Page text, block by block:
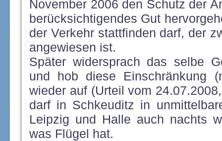
November 2006 den Schutz der
berücksichtigendes Gut
der Verkehr stattfinden darf, der
angewiesen ist.
Später widersprach das selbe
und hob diese Einschränkung
wieder auf (Urteil vom
darf in Schkeuditz in
Leipzig und Halle auch nachts
was Flügel hat.